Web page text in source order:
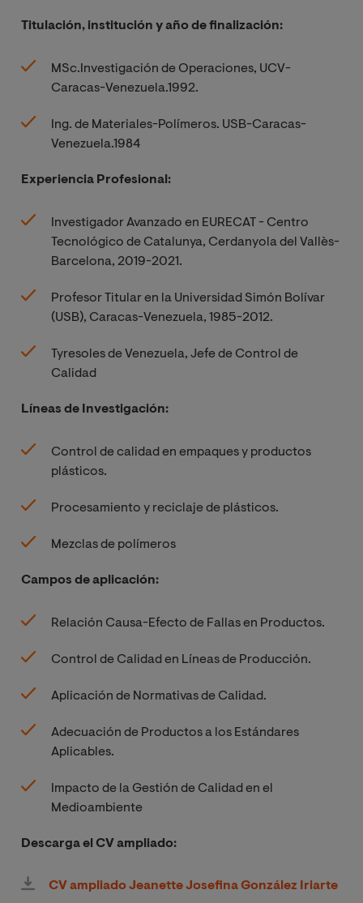
Titulación, institución y año de finalización:
MSc.Investigación de Operaciones, UCV-
Caracas-Venezuela.1992.
Ing. de Materiales-Polímeros. USB-Caracas-
Venezuela.1984
Experiencia Profesional:
Investigador Avanzado en EURECAT - Centro
Tecnológico de Catalunya, Cerdanyola del Vallès-
Barcelona, 2019-2021.
Profesor Titular en la Universidad Simón Bolívar
(USB), Caracas-Venezuela, 1985-2012.
Tyresoles de Venezuela, Jefe de Control de
Calidad
Líneas de Investigación:
Control de calidad en empaques y productos
plásticos.
Procesamiento y reciclaje de plásticos.
Mezclas de polímeros
Campos de aplicación:
Relación Causa-Efecto de Fallas en Productos.
Control de Calidad en Líneas de Producción.
Aplicación de Normativas de Calidad.
Adecuación de Productos a los Estándares
Aplicables.
Impacto de la Gestión de Calidad en el
Medioambiente
Descarga el CV ampliado:
CV ampliado Jeanette Josefina González Iriarte